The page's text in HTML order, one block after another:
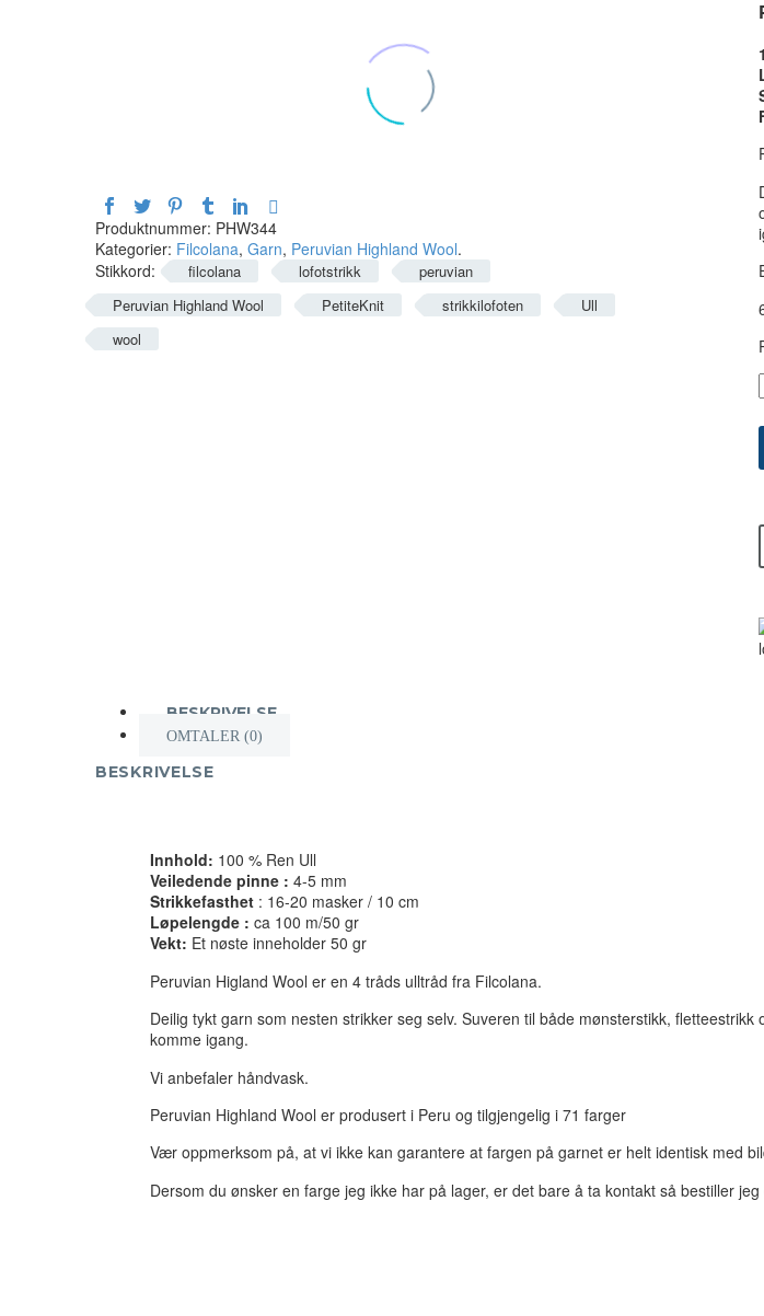
Produktnummer: PHW344
Kategorier: Filcolana, Garn, Peruvian Highland Wool.
Stikkord:
filcolana lofotstrikk
peruvian
Peruvian Highland Wool
PetiteKnit strikkilofoten
Ull
wool
-
BESKRIVELSE
OMTALER (0)
BESKRIVELSE
Innhold: 100 % Ren Ull
Veiledende pinne : 4-5 mm
Strikkefasthet : 16-20 masker / 10 cm
Løpelengde : ca 100 m/50 gr
Vekt: Et nøste inneholder 50 gr
Peruvian Higland Wool er en 4 tråds ulltråd fra Filcolana.
Deilig tykt garn som nesten strikker seg selv. Suveren til både mønsterstikk,
komme igang.
Vi anbefaler håndvask.
Peruvian Highland Wool er produsert i Peru og tilgjengelig i 71 farger
Vær oppmerksom på, at vi ikke kan garantere at fargen på garnet er helt identisk med
Dersom du ønsker en farge jeg ikke har på lager, er det bare å ta kontakt så bestiller